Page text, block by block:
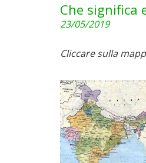
Che significa
23/05/2019
Cliccare sulla